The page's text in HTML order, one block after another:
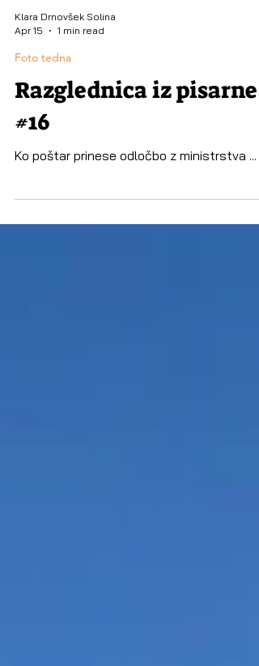
Klara Drnovšek Solina
Apr 15
1 min read
Foto tedna
Razglednica iz pisarne
#16
Ko poštar prinese odločbo z ministrstva ...